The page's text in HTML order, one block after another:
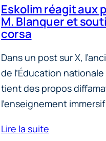
Eskolim réagit aux
M. Blanquer et
corsa
Dans un post sur X,
de l’Éducation
tient des propos
l’enseignement
Lire la suite